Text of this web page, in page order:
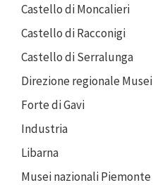
Castello di Moncalieri
Castello di Racconigi
Castello di Serralunga
Direzione regionale Musei
Forte di Gavi
Industria
Libarna
Musei nazionali Piemonte